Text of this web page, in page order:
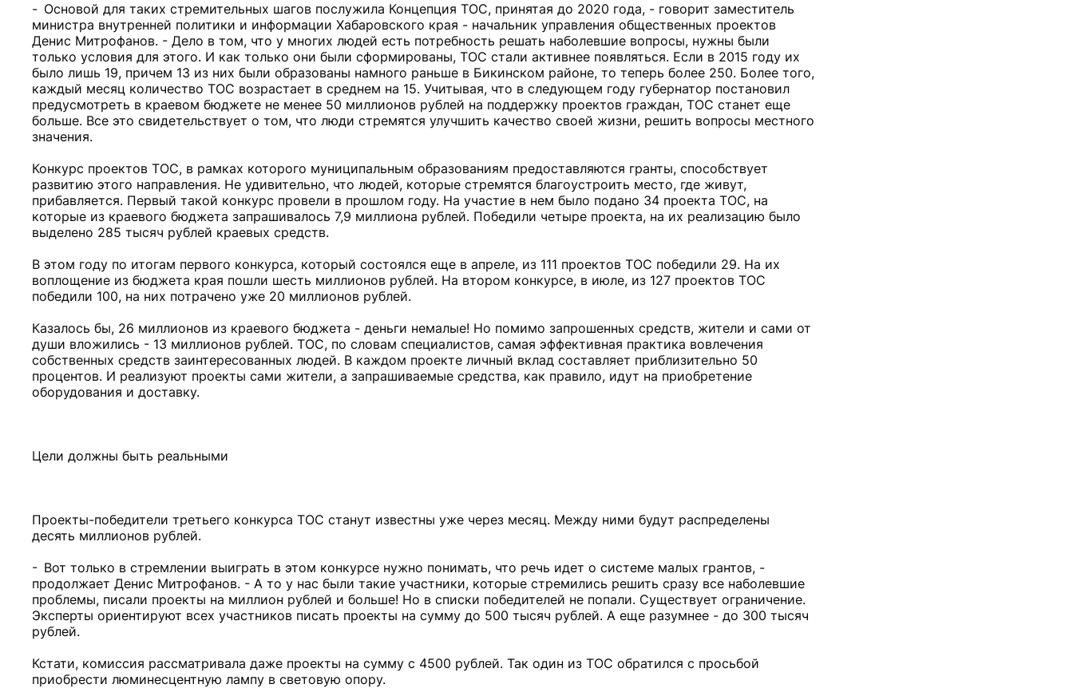
- Основой для таких стремительных шагов послужила Концепция ТОС, принятая до 2020 года, - говорит заместитель
министра внутренней политики и информации Хабаровского края - начальник управления общественных проектов
Денис Митрофанов. - Дело в том, что у многих людей есть потребность решать наболевшие вопросы, нужны были
только условия для этого. И как только они были сформированы, ТОС стали активнее появляться. Если в 2015 году их
было лишь 19, причем 13 из них были образованы намного раньше в Бикинском районе, то теперь более 250. Более того,
каждый месяц количество ТОС возрастает в среднем на 15. Учитывая, что в следующем году губернатор постановил
предусмотреть в краевом бюджете не менее 50 миллионов рублей на поддержку проектов граждан, ТОС станет еще
больше. Все это свидетельствует о том, что люди стремятся улучшить качество своей жизни, решить вопросы местного
значения.
Конкурс проектов ТОС, в рамках которого муниципальным образованиям предоставляются гранты, способствует
развитию этого направления. Не удивительно, что людей, которые стремятся благоустроить место, где живут,
прибавляется. Первый такой конкурс провели в прошлом году. На участие в нем было подано 34 проекта ТОС, на
которые из краевого бюджета запрашивалось 7,9 миллиона рублей. Победили четыре проекта, на их реализацию было
выделено 285 тысяч рублей краевых средств.
В этом году по итогам первого конкурса, который состоялся еще в апреле, из 111 проектов ТОС победили 29. На их
воплощение из бюджета края пошли шесть миллионов рублей. На втором конкурсе, в июле, из 127 проектов ТОС
победили 100, на них потрачено уже 20 миллионов рублей.
Казалось бы, 26 миллионов из краевого бюджета - деньги немалые! Но помимо запрошенных средств, жители и сами от
души вложились - 13 миллионов рублей. ТОС, по словам специалистов, самая эффективная практика вовлечения
собственных средств заинтересованных людей. В каждом проекте личный вклад составляет приблизительно 50
процентов. И реализуют проекты сами жители, а запрашиваемые средства, как правило, идут на приобретение
оборудования и доставку.
Цели должны быть реальными
Проекты-победители третьего конкурса ТОС станут известны уже через месяц. Между ними будут распределены
десять миллионов рублей.
- Вот только в стремлении выиграть в этом конкурсе нужно понимать, что речь идет о системе малых грантов, -
продолжает Денис Митрофанов. - А то у нас были такие участники, которые стремились решить сразу все наболевшие
проблемы, писали проекты на миллион рублей и больше! Но в списки победителей не попали. Существует ограничение.
Эксперты ориентируют всех участников писать проекты на сумму до 500 тысяч рублей. А еще разумнее - до 300 тысяч
рублей.
Кстати, комиссия рассматривала даже проекты на сумму с 4500 рублей. Так один из ТОС обратился с просьбой
приобрести люминесцентную лампу в световую опору.